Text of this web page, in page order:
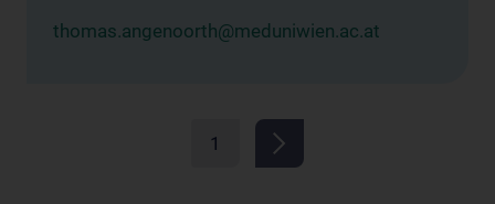
thomas.angenoorth@meduniwien.ac.at
1